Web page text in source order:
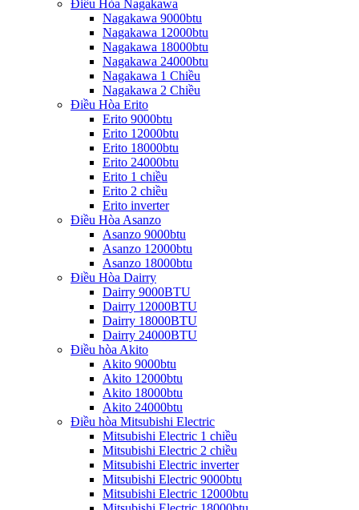
Điều Hòa Nagakawa
Nagakawa 9000btu
Nagakawa 12000btu
Nagakawa 18000btu
Nagakawa 24000btu
Nagakawa 1 Chiều
Nagakawa 2 Chiều
Điều Hòa Erito
Erito 9000btu
Erito 12000btu
Erito 18000btu
Erito 24000btu
Erito 1 chiều
Erito 2 chiều
Erito inverter
Điều Hòa Asanzo
Asanzo 9000btu
Asanzo 12000btu
Asanzo 18000btu
Điều Hòa Dairry
Dairry 9000BTU
Dairry 12000BTU
Dairry 18000BTU
Dairry 24000BTU
Điều hòa Akito
Akito 9000btu
Akito 12000btu
Akito 18000btu
Akito 24000btu
Điều hòa Mitsubishi Electric
Mitsubishi Electric 1 chiều
Mitsubishi Electric 2 chiều
Mitsubishi Electric inverter
Mitsubishi Electric 9000btu
Mitsubishi Electric 12000btu